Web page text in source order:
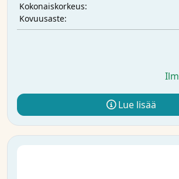
Kokonaiskorkeus:
Kovuusaste:
Lue lisää